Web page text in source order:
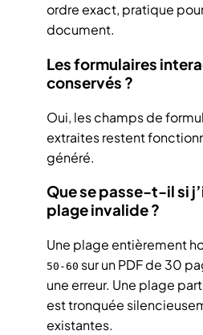
ordre exact, pratique
document.
Les formulaires
conservés ?
Oui, les champs de
extraites restent
généré.
Que se passe-t-il si
plage invalide ?
Une plage entièrement
50-60 sur un PDF de 30
une erreur. Une plage
est tronquée
existantes.